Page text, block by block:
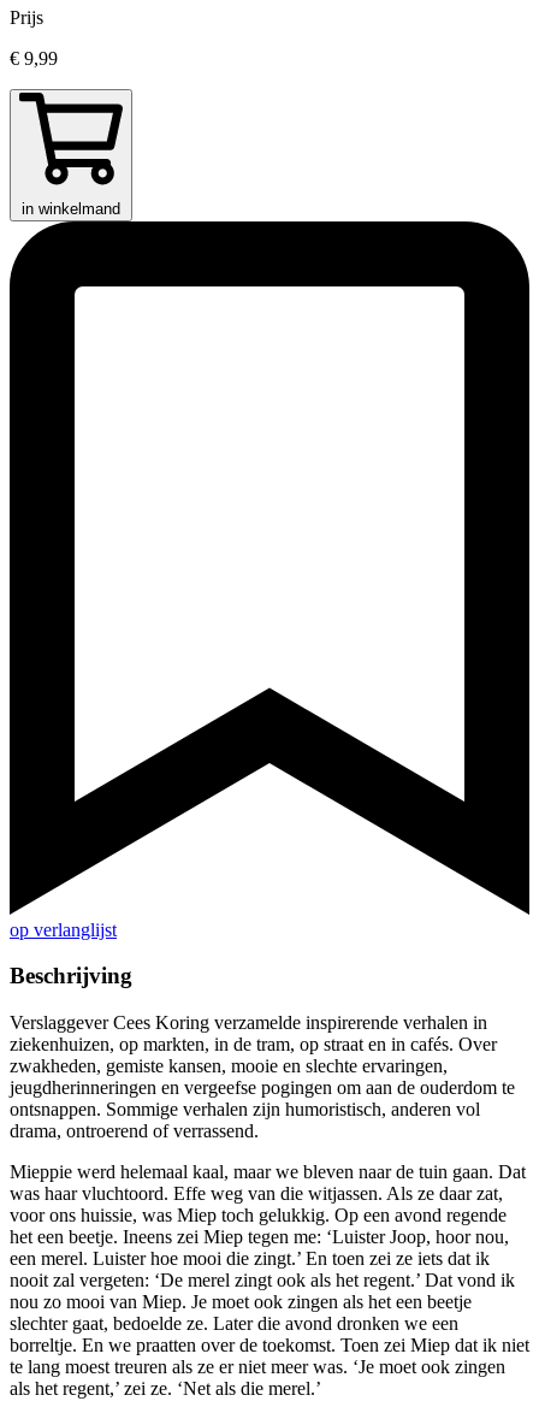
Prijs
€ 9,99
in winkelmand
op verlanglijst
Beschrijving
Verslaggever Cees Koring verzamelde inspirerende verhalen in
ziekenhuizen, op markten, in de tram, op straat en in cafés. Over
zwakheden, gemiste kansen, mooie en slechte ervaringen,
jeugdherinneringen en vergeefse pogingen om aan de ouderdom te
ontsnappen. Sommige verhalen zijn humoristisch, anderen vol
drama, ontroerend of verrassend.
Mieppie werd helemaal kaal, maar we bleven naar de tuin gaan. Dat
was haar vluchtoord. Effe weg van die witjassen. Als ze daar zat,
voor ons huissie, was Miep toch gelukkig. Op een avond regende
het een beetje. Ineens zei Miep tegen me: ‘Luister Joop, hoor nou,
een merel. Luister hoe mooi die zingt.’ En toen zei ze iets dat ik
nooit zal vergeten: ‘De merel zingt ook als het regent.’ Dat vond ik
nou zo mooi van Miep. Je moet ook zingen als het een beetje
slechter gaat, bedoelde ze. Later die avond dronken we een
borreltje. En we praatten over de toekomst. Toen zei Miep dat ik niet
te lang moest treuren als ze er niet meer was. ‘Je moet ook zingen
als het regent,’ zei ze. ‘Net als die merel.’